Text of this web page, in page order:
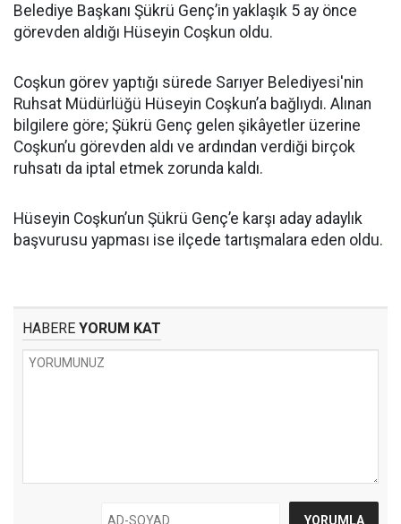
Belediye Başkanı Şükrü Genç’in yaklaşık 5 ay önce
görevden aldığı Hüseyin Coşkun oldu.
Coşkun görev yaptığı sürede Sarıyer Belediyesi'nin
Ruhsat Müdürlüğü Hüseyin Coşkun’a bağlıydı. Alınan
bilgilere göre; Şükrü Genç gelen şikâyetler üzerine
Coşkun’u görevden aldı ve ardından verdiği birçok
ruhsatı da iptal etmek zorunda kaldı.
Hüseyin Coşkun’un Şükrü Genç’e karşı aday adaylık
başvurusu yapması ise ilçede tartışmalara eden oldu.
HABERE YORUM KAT